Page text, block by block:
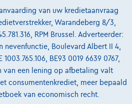
van uw kredietaanvraag
Warandeberg 8/3,
RPM Brussel. Adverteerder:
nevenfunctie, Boulevard Albert II 4,
1003.765.106, BE93 0019 6639 0767,
van een lening op afbetaling valt
consumentenkrediet, meer bepaald
van economisch recht.
Copyright